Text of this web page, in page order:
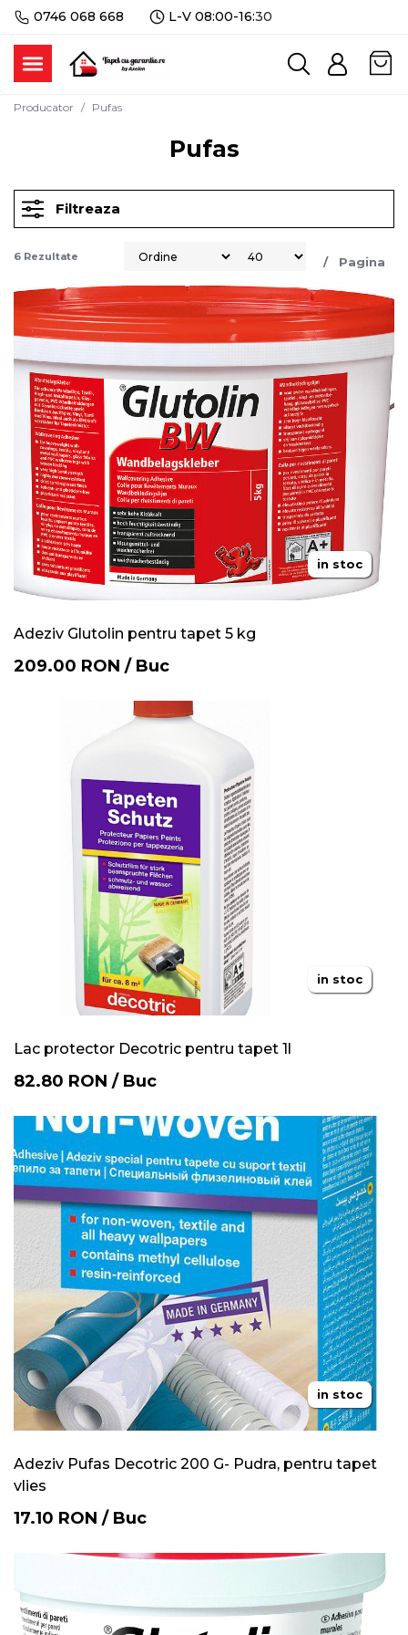
0746 068 668 L-V 08:00-16:30
Producator Pufas
Pufas
Filtreaza
6 Rezultate / Pagina
in stoc
Adeziv Glutolin pentru tapet 5 kg
209.00 RON / Buc
in stoc
Lac protector Decotric pentru tapet 1l
82.80 RON / Buc
in stoc
Adeziv Pufas Decotric 200 G- Pudra, pentru tapet
vlies
17.10 RON / Buc